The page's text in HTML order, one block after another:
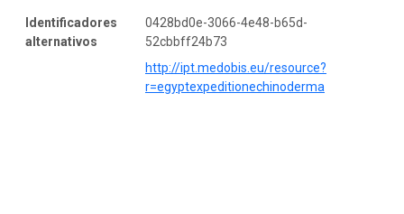
Identificadores
alternativos
0428bd0e-3066-4e48-b65d-
52cbbff24b73
http://ipt.medobis.eu/resource?
r=egyptexpeditionechinoderma